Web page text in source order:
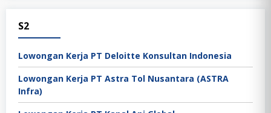
S2
Lowongan Kerja PT Deloitte Konsultan Indonesia
Lowongan Kerja PT Astra Tol Nusantara (ASTRA
Infra)